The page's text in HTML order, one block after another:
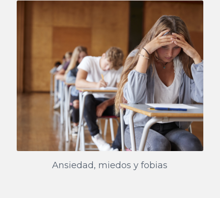
Ansiedad, miedos y fobias